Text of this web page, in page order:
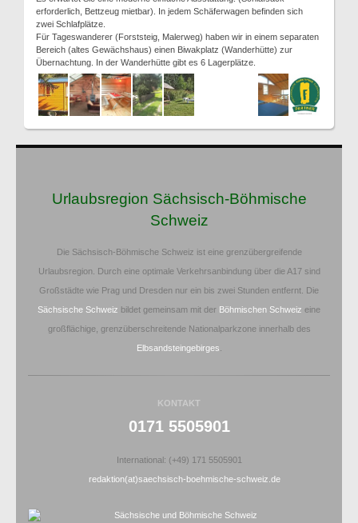
erforderlich, Bettzeug mietbar). In jedem Schäferwagen befinden sich
zwei Schlafplätze.
Für Tageswanderer (Forststeig, Malerweg) haben wir in einem separaten
Bereich (altes Gewächshaus) einen Biwakplatz (Wanderhütte) zur
Übernachtung. In der Wanderhütte gibt es 6 Lagerplätze.
Urlaubsregion Sächsisch-Böhmische
Schweiz
Die Sächsisch-Böhmische Schweiz ist eine grenzübergreifende
Urlaubsregion. Durch eine optimale Verkehrsanbindung über die A17 sind
Großstädte wie Prag und Dresden nur ein bis zwei Stunden entfernt. Die
Sächsische Schweiz bildet gemeinsam mit der Böhmischen Schweiz eine
großflächige, grenzüberschreitende Nationalparkzone innerhalb des
Elbsandsteingebirges
KONTAKT
0171 5505901
International: (+49) 171 5505901
redaktion(at)saechsisch-boehmische-schweiz.de